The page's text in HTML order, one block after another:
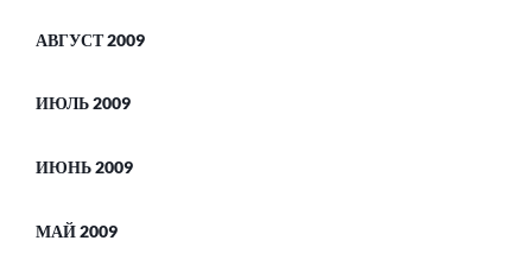
АВГУСТ 2009
ИЮЛЬ 2009
ИЮНЬ 2009
МАЙ 2009